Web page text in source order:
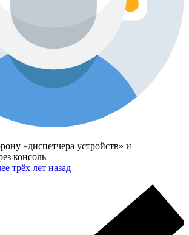
«диспетчера устройств» и
консоль
трёх лет назад